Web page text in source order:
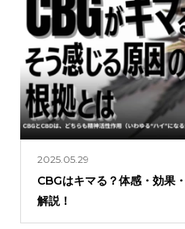
2025.05.29
CBGはキマる？体感・効果
解説！